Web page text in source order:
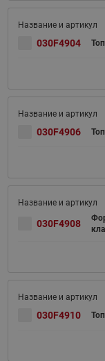
030F4904
030F4906
030F4908
030F4910